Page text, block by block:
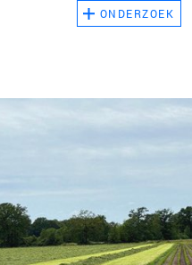
ONDERZOEK